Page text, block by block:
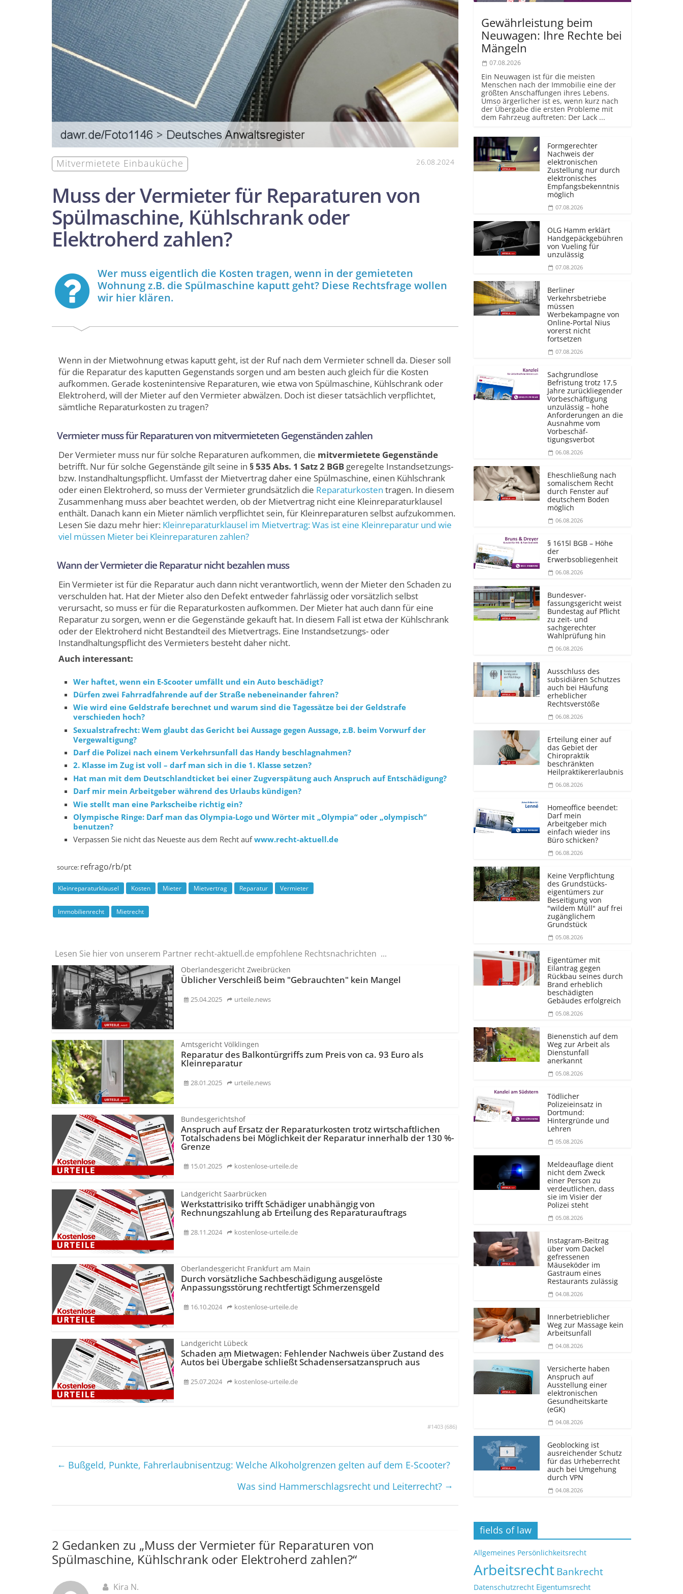
Mitvermietete Einbauküche 26.08.2024
Muss der Vermieter für Reparaturen von
Spülmaschine, Kühlschrank oder
Elektroherd zahlen?
Wer muss eigentlich die Kosten tragen, wenn in der gemieteten
Wohnung z.B. die Spülmaschine kaputt geht? Diese Rechtsfrage wollen
wir hier klären.
Wenn in der Mietwohnung etwas kaputt geht, ist der Ruf nach dem Vermieter schnell da. Dieser soll
für die Reparatur des kaputten Gegenstands sorgen und am besten auch gleich für die Kosten
aufkommen. Gerade kostenintensive Reparaturen, wie etwa von Spülmaschine, Kühlschrank oder
Elektroherd, will der Mieter auf den Vermieter abwälzen. Doch ist dieser tatsächlich verpflichtet,
sämtliche Reparaturkosten zu tragen?
Vermieter muss für Reparaturen von mitvermieteten Gegenständen zahlen
Der Vermieter muss nur für solche Reparaturen aufkommen, die mitvermietete Gegenstände
betrifft. Nur für solche Gegenstände gilt seine in § 535 Abs. 1 Satz 2 BGBgeregelte Instandsetzungs-
bzw. Instandhaltungspflicht. Umfasst der Mietvertrag daher eine Spülmaschine, einen Kühlschrank
oder einen Elektroherd, so muss der Vermieter grundsätzlich die Reparaturkosten tragen. In diesem
Zusammenhang muss aber beachtet werden, ob der Mietvertrag nicht eine Kleinreparaturklausel
enthält. Danach kann ein Mieter nämlich verpflichtet sein, für Kleinreparaturen selbst aufzukommen.
Lesen Sie dazu mehr hier: Klein­reparatur­­klausel im Miet­vertrag: Was ist eine Klein­­reparatur und wie
viel müssen Mieter bei Klein­reparaturen zahlen?
Wann der Vermieter die Reparatur nicht bezahlen muss
Ein Vermieter ist für die Reparatur auch dann nicht verantwortlich, wenn der Mieter den Schaden zu
verschulden hat. Hat der Mieter also den Defekt entweder fahrlässig oder vorsätzlich selbst
verursacht, so muss er für die Reparaturkosten aufkommen. Der Mieter hat auch dann für eine
Reparatur zu sorgen, wenn er die Gegenstände gekauft hat. In diesem Fall ist etwa der Kühlschrank
oder der Elektroherd nicht Bestandteil des Mietvertrags. Eine Instandsetzungs- oder
Instandhaltungspflicht des Vermieters besteht daher nicht.
Auch interessant:
Wer haftet, wenn ein E-Scooter umfällt und ein Auto beschädigt?
Dürfen zwei Fahrradfahrende auf der Straße nebeneinander fahren?
Wie wird eine Geldstrafe berechnet und warum sind die Tagessätze bei der Geldstrafe
verschieden hoch?
Sexualstrafrecht: Wem glaubt das Gericht bei Aussage gegen Aussage, z.B. beim Vorwurf der
Vergewaltigung?
Darf die Polizei nach einem Verkehrs­unfall das Handy beschlag­nahmen?
2. Klasse im Zug ist voll – darf man sich in die 1. Klasse setzen?
Hat man mit dem Deutschlandticket bei einer Zugverspätung auch Anspruch auf Entschädigung?
Darf mir mein Arbeitgeber während des Urlaubs kündigen?
Wie stellt man eine Parkscheibe richtig ein?
Olympische Ringe: Darf man das Olympia-Logo und Wörter mit „Olympia“ oder „olympisch“
benutzen?
Verpassen Sie nicht das Neueste aus dem Recht aufwww.recht-aktuell.de
source: refrago/rb/pt
Kleinreparaturklausel Kosten Mieter Mietvertrag Reparatur Vermieter
Immobilienrecht Mietrecht
#1403 (686)
Lesen Sie hier von unserem Partner recht-aktuell.de empfohlene Rechtsnachrichten ...
Oberlandesgericht Zweibrücken
Üblicher Verschleiß beim "Gebrauchten" kein Mangel
25.04.2025 urteile.news
Amtsgericht Völklingen
Reparatur des Balkontürgriffs zum Preis von ca. 93 Euro als
Kleinreparatur
28.01.2025 urteile.news
Bundesgerichtshof
Anspruch auf Ersatz der Reparaturkosten trotz wirtschaftlichen
Totalschadens bei Möglichkeit der Reparatur innerhalb der 130 %-
Grenze
15.01.2025 kostenlose-urteile.de
Landgericht Saarbrücken
Werkstattrisiko trifft Schädiger unabhängig von
Rechnungszahlung ab Erteilung des Reparaturauftrags
28.11.2024 kostenlose-urteile.de
Oberlandesgericht Frankfurt am Main
Durch vorsätzliche Sachbeschädigung ausgelöste
Anpassungsstörung rechtfertigt Schmerzensgeld
16.10.2024 kostenlose-urteile.de
Landgericht Lübeck
Schaden am Mietwagen: Fehlender Nachweis über Zustand des
Autos bei Übergabe schließt Schadens­ersatz­anspruch aus
25.07.2024 kostenlose-urteile.de
← Bußgeld, Punkte, Fahrerlaubnisentzug: Welche Alkoholgrenzen gelten auf dem E-Scooter?
Was sind Hammer­­schlags­recht und Leiter­recht? →
2 Gedanken zu „Muss der Vermieter für Reparaturen von
Spülmaschine, Kühlschrank oder Elektroherd zahlen?“
Kira N.
Gewährleistung beim
Neuwagen: Ihre Rechte bei
Mängeln
07.08.2026
Ein Neuwagen ist für die meisten
Menschen nach der Immobilie eine der
größten Anschaffungen ihres Lebens.
Umso ärgerlicher ist es, wenn kurz nach
der Übergabe die ersten Probleme mit
dem Fahrzeug auftreten: Der Lack ...
Formgerechter
Nachweis der
elektronischen
Zustellung nur durch
elektronisches
Empfangsbekenntnis
möglich
07.08.2026
OLG Hamm erklärt
Handgepäckgebühren
von Vueling für
unzulässig
07.08.2026
Berliner
Verkehrsbetriebe
müssen
Werbekampagne von
Online-Portal Nius
vorerst nicht
fortsetzen
07.08.2026
Sachgrundlose
Befristung trotz 17,5
Jahre zurückliegender
Vorbeschäftigung
unzulässig – hohe
Anforderungen an die
Ausnahme vom
Vorbeschäf­
tigungsverbot
06.08.2026
Eheschließung nach
somalischem Recht
durch Fenster auf
deutschem Boden
möglich
06.08.2026
§ 1615l BGB – Höhe
der
Erwerbsobliegenheit
06.08.2026
Bundesver­
fassungsgericht weist
Bundestag auf Pflicht
zu zeit- und
sachgerechter
Wahlprüfung hin
06.08.2026
Ausschluss des
subsidiären Schutzes
auch bei Häufung
erheblicher
Rechtsverstöße
06.08.2026
Erteilung einer auf
das Gebiet der
Chiropraktik
beschränkten
Heilprakti­kererlaubnis
06.08.2026
Homeoffice beendet:
Darf mein
Arbeitgeber mich
einfach wieder ins
Büro schicken?
06.08.2026
Keine Verpflichtung
des Grundstücks­
eigentümers zur
Beseitigung von
"wildem Müll" auf frei
zugänglichem
Grundstück
05.08.2026
Eigentümer mit
Eilantrag gegen
Rückbau seines durch
Brand erheblich
beschädigten
Gebäudes erfolgreich
05.08.2026
Bienenstich auf dem
Weg zur Arbeit als
Dienstunfall
anerkannt
05.08.2026
Tödlicher
Polizeieinsatz in
Dortmund:
Hintergründe und
Lehren
05.08.2026
Meldeauflage dient
nicht dem Zweck
einer Person zu
verdeutlichen, dass
sie im Visier der
Polizei steht
05.08.2026
Instagram-Beitrag
über vom Dackel
gefressenen
Mäuseköder im
Gastraum eines
Restaurants zulässig
04.08.2026
Innerbetrieblicher
Weg zur Massage kein
Arbeitsunfall
04.08.2026
Versicherte haben
Anspruch auf
Ausstellung einer
elektronischen
Gesundheitskarte
(eGK)
04.08.2026
Geoblocking ist
ausreichender Schutz
für das Urheberrecht
auch bei Umgehung
durch VPN
04.08.2026
fields of law
Allgemeines Persönlichkeitsrecht
ArbeitsrechtBankrecht
Datenschutzrecht Eigentumsrecht